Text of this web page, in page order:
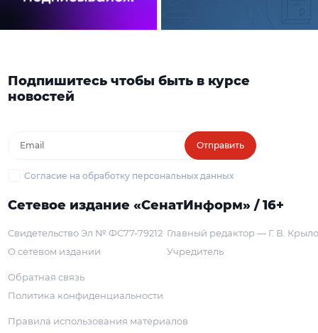
Подпишитесь чтобы быть в курсе
новостей
Отправить
Согласие на обработку персональных данных
Сетевое издание «СенатИнформ» / 16+
Свидетельство Эл № ФС77-79212
О сетевом издании
Главный редактор — Г. В.
Учредитель
Обратная связь
Политика конфиденциальности
Правила использования материалов